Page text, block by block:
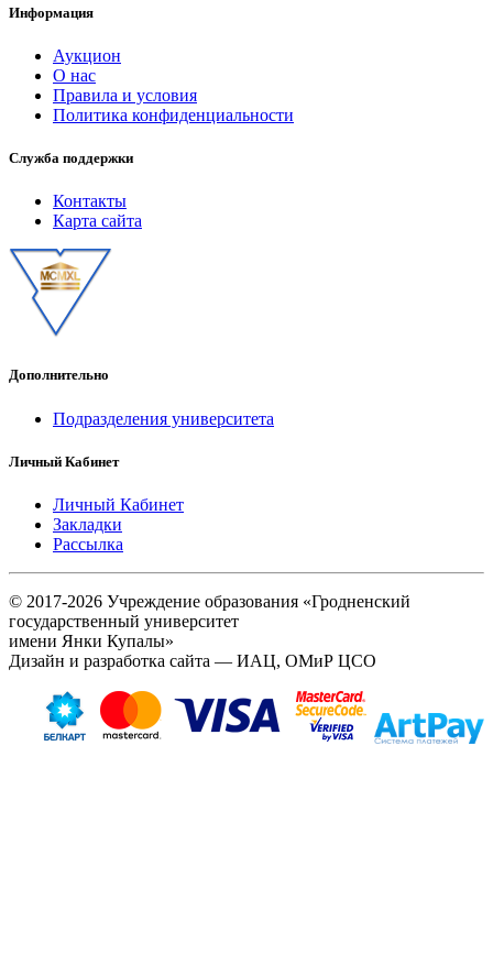
Информация
Аукцион
О нас
Правила и условия
Политика конфиденциальности
Служба поддержки
Контакты
Карта сайта
Дополнительно
Подразделения университета
Личный Кабинет
Личный Кабинет
Закладки
Рассылка
© 2017-2026 Учреждение образования «Гродненский
государственный университет
имени Янки Купалы»
Дизайн и разработка сайта — ИАЦ, ОМиР ЦСО